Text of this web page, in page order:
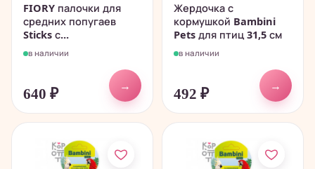
FIORY палочки для
средних попугаев
Sticks с...
в наличии
640 ₽
→
Жердочка с
кормушкой Bambini
Pets для птиц 31,5 см
в наличии
492 ₽
→